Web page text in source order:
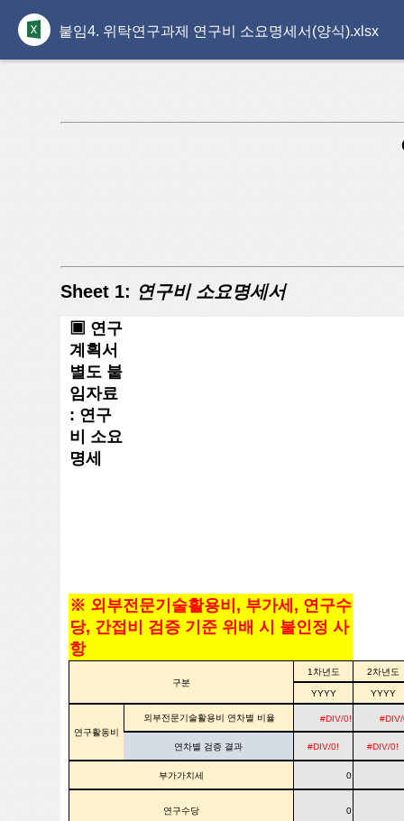
붙임4. 위탁연구과제 연구비 소요명세서(양식).xlsx
Sheet 1: 연구비 소요명세서
▣ 연구
계획서
별도 붙
임자료
: 연구
비 소요
명세
※ 외부전문기술활용비, 부가세, 연구수
당, 간접비 검증 기준 위배 시 불인정 사
항
구분
1차년도 2차년도
YYYY YYYY
연구활동비
외부전문기술활용비 연차별 비율 #DIV/0!
연차별 검증 결과 #DIV/0! #DIV/0!
부가가치세 0
연구수당 0